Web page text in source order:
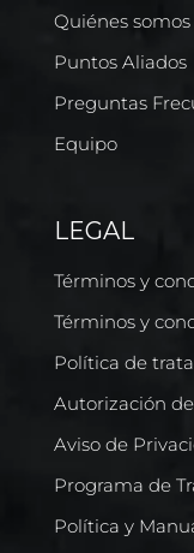
Quiénes somos
Puntos Aliados
Preguntas
Equipo
LEGAL
Términos y
Términos y
Política de
Autorización
Aviso de
Programa de
Política y